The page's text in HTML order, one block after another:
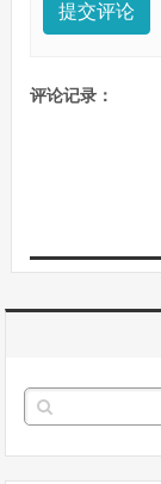
提交评论
评论记录：